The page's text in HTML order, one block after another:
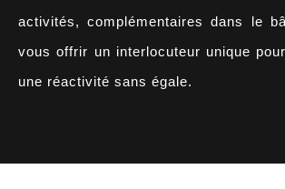
activités, complémentaires dans le
vous offrir un interlocuteur unique
une réactivité sans égale.